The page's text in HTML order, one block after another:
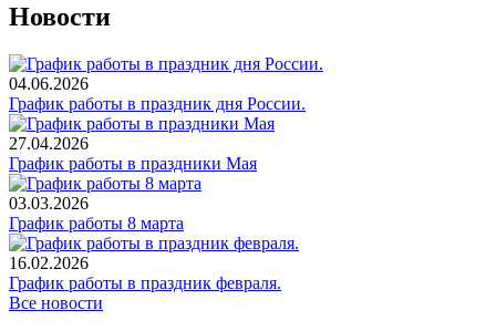
Новости
04.06.2026
График работы в праздник дня России.
27.04.2026
График работы в праздники Мая
03.03.2026
График работы 8 марта
16.02.2026
График работы в праздник февраля.
Все новости